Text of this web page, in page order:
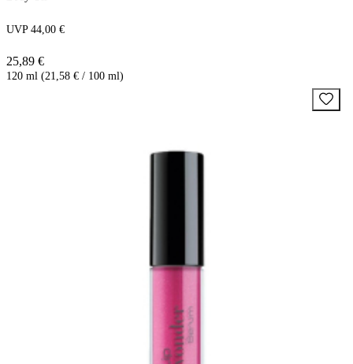
UVP 44,00 €
25,89 €
120 ml (21,58 € / 100 ml)